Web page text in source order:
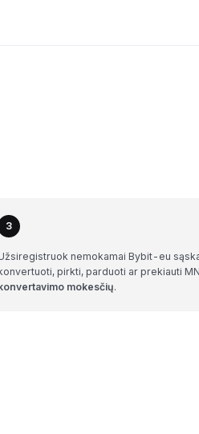
3
nemokamai Bybit-eu
pirkti, parduoti ar prekiauti
mokesčių.